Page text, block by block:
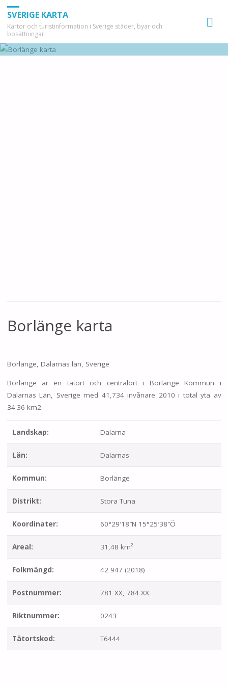
SVERIGE KARTA
Kartor och turistinformation i Sverige städer, byar och
bosättningar.
Borlänge karta
Borlänge, Dalarnas län, Sverige
Borlänge är en tätort och centralort i Borlänge Kommun i
Dalarnas Län, Sverige med 41,734 invånare 2010 i total yta av
34.36 km2.
Landskap: Dalarna
Län: Dalarnas
Kommun: Borlänge
Distrikt: Stora Tuna
Koordinater: 60°29′18″N 15°25′38″Ö
Areal: 31,48 km²
Folkmängd: 42 947 (2018)
Postnummer: 781 XX, 784 XX
Riktnummer: 0243
Tätortskod: T6444